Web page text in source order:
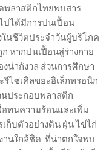
พลาสติกไทยพบสาร
ปได้มีการปนเปื้อน
นชีวิตประจำวันผู้บริโภค
หากปนเปื้อนสู่ร่างกาย
น่ากังวล ส่วนการศึกษา
ไซเคิลขยะอิเล็กทรอนิก
ประกอบพลาสติก
ทนความร้อนและเพิ่ม
ก็บตัวอย่างดิน ฝุ่น ไข่ไก่
านใกล้ชิด ที่น่าตกใจพบ